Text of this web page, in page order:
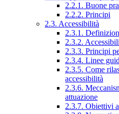
2.2.1. Buone
2.2.2. Principi
2.3. Accessibilità
2.3.1.
2.3.2.
2.3.3. Principi
2.3.4. Linee
2.3.5. Come
accessibilità
2.3.6.
attuazione
2.3.7. Obiettivi